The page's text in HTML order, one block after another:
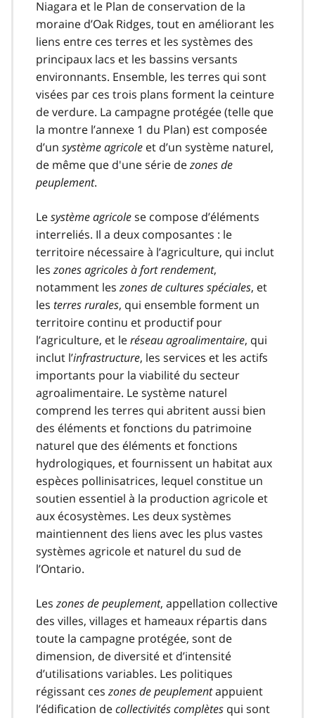
Niagara et le Plan de conservation de la
moraine d’Oak Ridges, tout en améliorant les
liens entre ces terres et les systèmes des
principaux lacs et les bassins versants
environnants. Ensemble, les terres qui sont
visées par ces trois plans forment la ceinture
de verdure. La campagne protégée (telle que
la montre l’annexe 1 du Plan) est composée
d’un système agricole et d’un système naturel,
de même que d'une série dezones de
peuplement.
Lesystème agricolese compose d’éléments
interreliés. Il a deux composantes : le
territoire nécessaire à l’agriculture, qui inclut
leszones agricoles à fort rendement,
notamment leszones de cultures spéciales, et
les terres rurales, qui ensemble forment un
territoire continu et productif pour
l’agriculture, et leréseau agroalimentaire, qui
inclut l’infrastructure, les services et les actifs
importants pour la viabilité du secteur
agroalimentaire. Le système naturel
comprend les terres qui abritent aussi bien
des éléments et fonctions du patrimoine
naturel que des éléments et fonctions
hydrologiques, et fournissent un habitat aux
espèces pollinisatrices, lequel constitue un
soutien essentiel à la production agricole et
aux écosystèmes. Les deux systèmes
maintiennent des liens avec les plus vastes
systèmes agricole et naturel du sud de
l’Ontario.
Leszones de peuplement, appellation collective
des villes, villages et hameaux répartis dans
toute la campagne protégée, sont de
dimension, de diversité et d’intensité
d’utilisations variables. Les politiques
régissant ceszones de peuplementappuient
l’édification decollectivités complètes qui sont